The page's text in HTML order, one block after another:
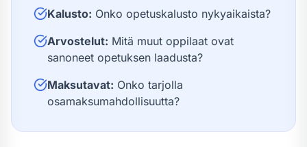
Kalusto: Onko opetuskalusto nykyaikaista?
Arvostelut: Mitä muut oppilaat ovat
sanoneet opetuksen laadusta?
Maksutavat: Onko tarjolla
osamaksumahdollisuutta?